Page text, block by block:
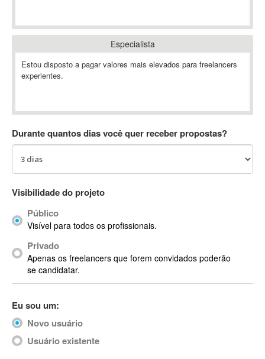
Ableton
Ableton Push
Abstract
AC3
ACID Pro
ACPI
Acrobat
Acrobat X
Acronis
ACT
Actimize
ActionScript
ActionScript 3
Especialista
Estou disposto a pagar valores mais elevados para freelancers
experientes.
Durante quantos dias você quer receber propostas?
Visibilidade do projeto
Público
Visível para todos os profissionais.
Privado
Apenas os freelancers que forem convidados poderão
se candidatar.
Eu sou um:
Novo usuário
Usuário existente